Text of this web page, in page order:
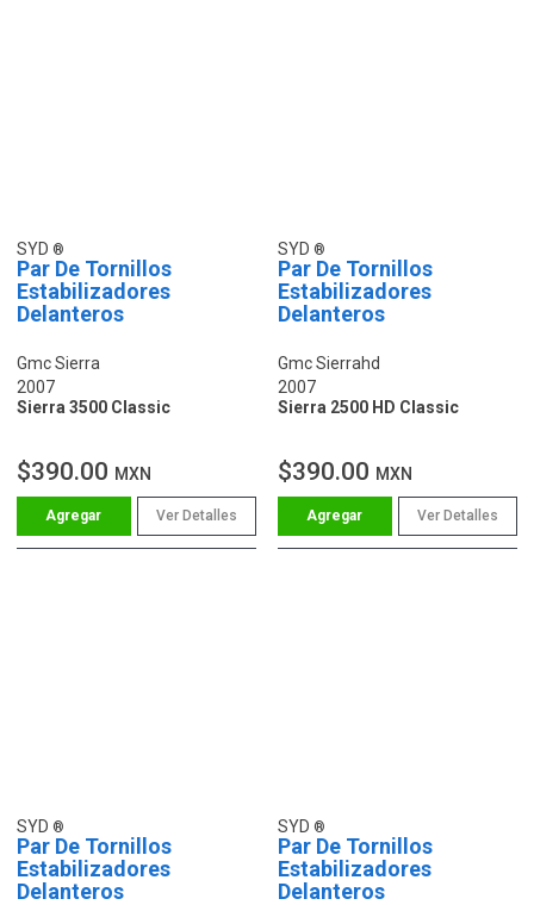
SYD
Par De Tornillos
Estabilizadores
Delanteros
Gmc Sierra
2007
Sierra 3500 Classic
$390.00 MXN
Ver Detalles
SYD
Par De Tornillos
Estabilizadores
Delanteros
Gmc Sierrahd
2007
Sierra 2500 HD Classic
$390.00 MXN
Ver Detalles
SYD
Par De Tornillos
Estabilizadores
Delanteros
SYD
Par De Tornillos
Estabilizadores
Delanteros